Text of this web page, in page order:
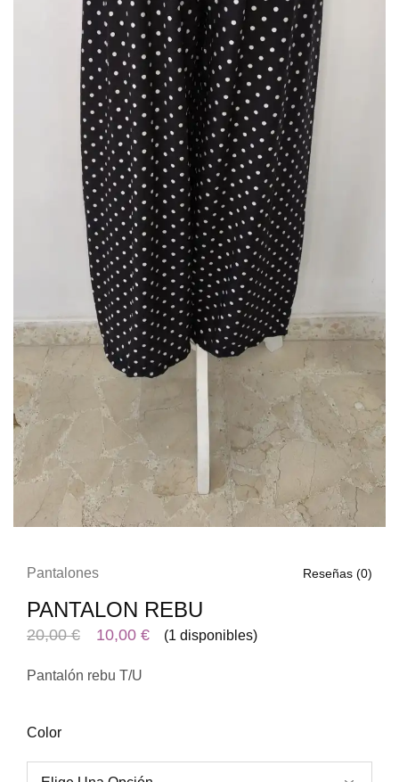
Pantalones Reseñas (0)
PANTALON REBU
20,00€
El
original
10,00 €El
(1 disponibles)
Pantalón rebu T/U
Color